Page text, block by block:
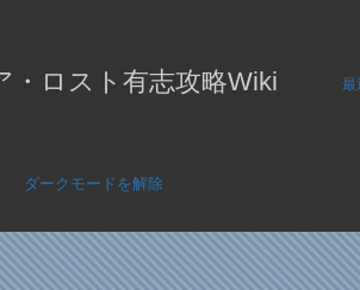
ロスト有志攻略Wiki 最
ダークモードを解除